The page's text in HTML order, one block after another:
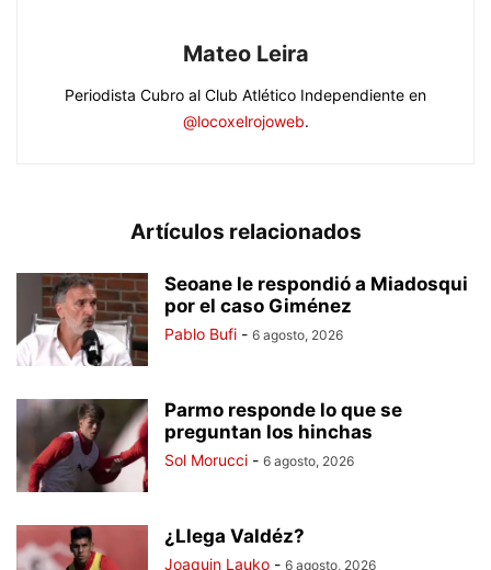
Mateo Leira
Periodista Cubro al Club Atlético Independiente en
@locoxelrojoweb.
Artículos relacionados
Seoane le respondió a Miadosqui
por el caso Giménez
Pablo Bufi - 6 agosto, 2026
Parmo responde lo que se
preguntan los hinchas
Sol Morucci - 6 agosto, 2026
¿Llega Valdéz?
Joaquin Lauko - 6 agosto, 2026